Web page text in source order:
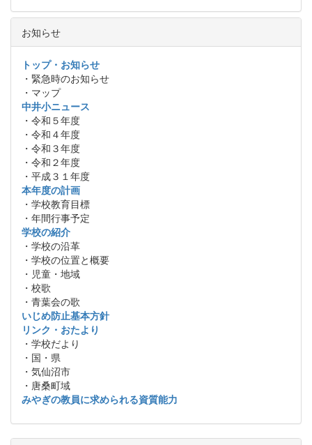
お知らせ
トップ・お知らせ
・緊急時のお知らせ
・マップ
中井小ニュース
・令和５年度
・令和４年度
・令和３年度
・令和２年度
・平成３１年度
本年度の計画
・学校教育目標
・年間行事予定
学校の紹介
・学校の沿革
・学校の位置と概要
・児童・地域
・校歌
・青葉会の歌
いじめ防止基本方針
リンク・おたより
・学校だより
・国・県
・気仙沼市
・唐桑町域
みやぎの教員に求められる資質能力